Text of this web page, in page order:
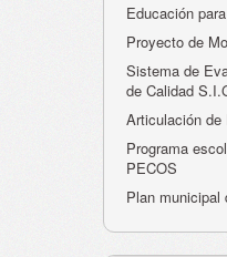
Educación
Proyecto de
Sistema de
de Calidad
Articulación de
Programa
PECOS
Plan municipal